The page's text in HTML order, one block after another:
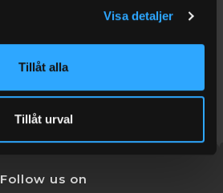
Visa detaljer
Tillåt alla
Tillåt urval
Follow us on